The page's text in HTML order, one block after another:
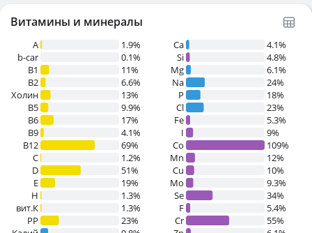
Витамины и минералы
A
1.9%
b-car
0.1%
В1
11%
B2
6.6%
Холин
13%
B5
9.9%
B6
17%
B9
4.1%
B12
69%
C
1.2%
D
51%
E
19%
H
1.3%
вит.К
1.3%
PP
23%
Ca
4.1%
Si
4.8%
Mg
6.1%
Na
24%
P
18%
Cl
23%
Fe
5.3%
I
9%
Co
109%
Mn
12%
Cu
10%
Mo
9.3%
Se
34%
F
5.4%
Cr
55%